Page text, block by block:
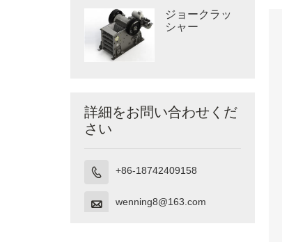
ジョークラッ
シャー
詳細をお問い合わせくだ
さい
 +86-18742409158
 wenning8@163.com